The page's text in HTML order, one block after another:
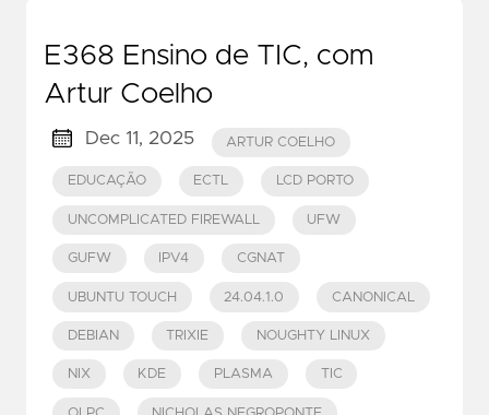
E368 Ensino de TIC, com
Artur Coelho
Dec 11, 2025 ARTUR COELHO
EDUCAÇÃO ECTL LCD PORTO
UNCOMPLICATED FIREWALL UFW
GUFW IPV4 CGNAT
UBUNTU TOUCH 24.04.1.0 CANONICAL
DEBIAN TRIXIE NOUGHTY LINUX
NIX KDE PLASMA TIC